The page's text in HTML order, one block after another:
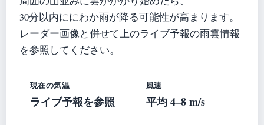
30分以内ににわか雨が降る可能性が高まります。
レーダー画像と併せて上のライブ予報の雨雲情報
を参照してください。
現在の気温
ライブ予報を参照
風速
平均 4–8 m/s